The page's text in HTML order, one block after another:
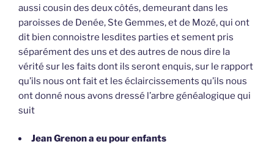
aussi cousin des deux côtés, demeurant dans les
paroisses de Denée, Ste Gemmes, et de Mozé, qui ont
dit bien connoistre lesdites parties et sement pris
séparément des uns et des autres de nous dire la
vérité sur les faits dont ils seront enquis, sur le rapport
qu’ils nous ont fait et les éclaircissements qu’ils nous
ont donné nous avons dressé l’arbre généalogique qui
suit
Jean Grenon a eu pour enfants